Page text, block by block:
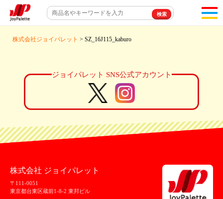
株式会社ジョイパレット > SZ_16J115_kaburo
ジョイパレット SNS公式アカウント
株式会社 ジョイパレット
〒111-0051
東京都台東区蔵前1-8-2 東邦ビル